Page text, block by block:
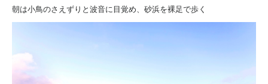
朝は小鳥のさえずりと波音に目覚め、砂浜を裸足で歩く